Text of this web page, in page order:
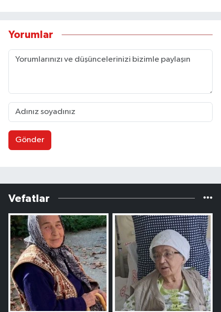
Yorumlar
Gönder
Vefatlar